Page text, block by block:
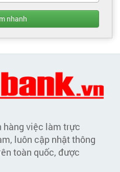
nhanh
hàng việc làm trực
luôn cập nhật thông
toàn quốc, được